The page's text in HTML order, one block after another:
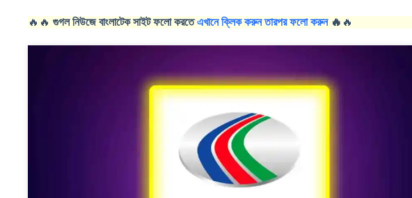
🔥🔥 গুগল নিউজে বাংলাটেক সাইট ফলো করতেএখানে ক্লিক করুন তারপর ফলো করুন🔥 🔥